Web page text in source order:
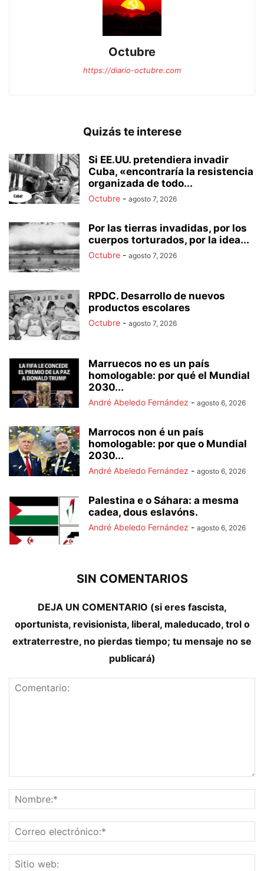
Octubre
https://diario-octubre.com
Quizás te interese
Si EE.UU. pretendiera invadir
Cuba, «encontraría la resistencia
organizada de todo...
Octubre - agosto 7, 2026
Por las tierras invadidas, por los
cuerpos torturados, por la idea...
Octubre - agosto 7, 2026
RPDC. Desarrollo de nuevos
productos escolares
Octubre - agosto 7, 2026
Marruecos no es un país
homologable: por qué el Mundial
2030...
André Abeledo Fernández - agosto 6, 2026
Marrocos non é un país
homologable: por que o Mundial
2030...
André Abeledo Fernández - agosto 6, 2026
Palestina e o Sáhara: a mesma
cadea, dous eslavóns.
André Abeledo Fernández - agosto 6, 2026
SIN COMENTARIOS
DEJA UN COMENTARIO (si eres fascista,
oportunista, revisionista, liberal, maleducado, trol o
extraterrestre, no pierdas tiempo; tu mensaje no se
publicará)